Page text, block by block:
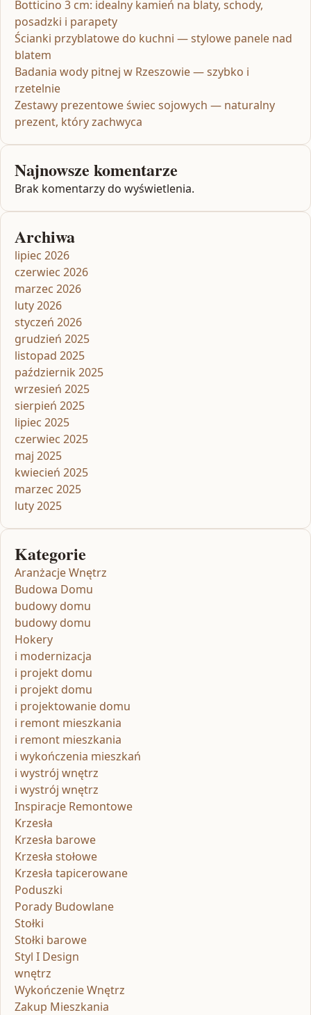
Botticino 3 cm: idealny kamień na blaty, schody,
posadzki i parapety
Ścianki przyblatowe do kuchni — stylowe panele nad
blatem
Badania wody pitnej w Rzeszowie — szybko i
rzetelnie
Zestawy prezentowe świec sojowych — naturalny
prezent, który zachwyca
Najnowsze komentarze
Brak komentarzy do wyświetlenia.
Archiwa
lipiec 2026
czerwiec 2026
marzec 2026
luty 2026
styczeń 2026
grudzień 2025
listopad 2025
październik 2025
wrzesień 2025
sierpień 2025
lipiec 2025
czerwiec 2025
maj 2025
kwiecień 2025
marzec 2025
luty 2025
Kategorie
Aranżacje Wnętrz
Budowa Domu
budowy domu
budowy domu
Hokery
i modernizacja
i projekt domu
i projekt domu
i projektowanie domu
i remont mieszkania
i remont mieszkania
i wykończenia mieszkań
i wystrój wnętrz
i wystrój wnętrz
Inspiracje Remontowe
Krzesła
Krzesła barowe
Krzesła stołowe
Krzesła tapicerowane
Poduszki
Porady Budowlane
Stołki
Stołki barowe
Styl I Design
wnętrz
Wykończenie Wnętrz
Zakup Mieszkania